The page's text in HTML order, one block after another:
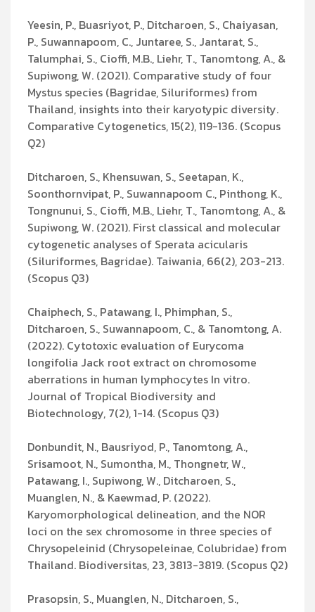
Yeesin, P., Buasriyot, P., Ditcharoen, S., Chaiyasan,
P., Suwannapoom, C., Juntaree, S., Jantarat, S.,
Talumphai, S., Cioffi, M.B., Liehr, T., Tanomtong, A., &
Supiwong, W. (2021). Comparative study of four
Mystus species (Bagridae, Siluriformes) from
Thailand, insights into their karyotypic diversity.
Comparative Cytogenetics, 15(2), 119-136. (Scopus
Q2)
Ditcharoen, S., Khensuwan, S., Seetapan, K.,
Soonthornvipat, P., Suwannapoom C., Pinthong, K.,
Tongnunui, S., Cioffi, M.B., Liehr, T., Tanomtong, A., &
Supiwong, W. (2021). First classical and molecular
cytogenetic analyses of Sperata acicularis
(Siluriformes, Bagridae). Taiwania, 66(2), 203-213.
(Scopus Q3)
Chaiphech, S., Patawang, I., Phimphan, S.,
Ditcharoen, S., Suwannapoom, C., & Tanomtong, A.
(2022). Cytotoxic evaluation of Eurycoma
longifolia Jack root extract on chromosome
aberrations in human lymphocytes In vitro.
Journal of Tropical Biodiversity and
Biotechnology, 7(2), 1-14. (Scopus Q3)
Donbundit, N., Bausriyod, P., Tanomtong, A.,
Srisamoot, N., Sumontha, M., Thongnetr, W.,
Patawang, I., Supiwong, W., Ditcharoen, S.,
Muanglen, N., & Kaewmad, P. (2022).
Karyomorphological delineation, and the NOR
loci on the sex chromosome in three species of
Chrysopeleinid (Chrysopeleinae, Colubridae) from
Thailand. Biodiversitas, 23, 3813-3819. (Scopus Q2)
Prasopsin, S., Muanglen, N., Ditcharoen, S.,